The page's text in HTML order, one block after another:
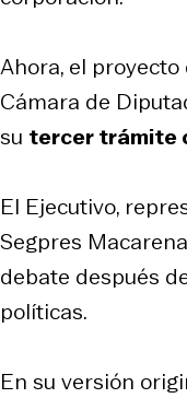
Ahora, el
Cámara de
su tercer trámite
El Ejecutivo,
Segpres
debate después
políticas.
En su versión